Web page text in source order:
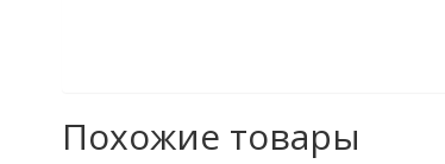
Похожие товары